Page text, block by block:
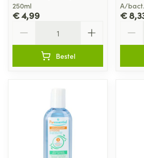
250ml
€ 4,99
Bestel
A/
€